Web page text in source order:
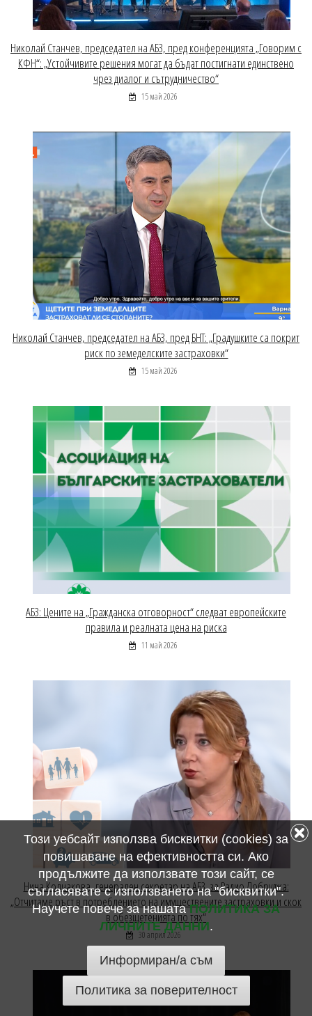
Николай Станчев, председател на АБЗ, пред конференцията „Говорим с
КФН“: „Устойчивите решения могат да бъдат постигнати единствено
чрез диалог и сътрудничество“
15 май 2026
Николай Станчев, председател на АБЗ, пред БНТ: „Градушките са покрит
риск по земеделските застраховки“
15 май 2026
АБЗ: Цените на „Гражданска отговорност“ следват европейските
правила и реалната цена на риска
11 май 2026
Нина Колчакова, генерален секретар на АБЗ, за Радио Добруджа:
„Отчитаме ръст в потреблението на имуществените застраховки и скок
в обезщетенията по тях“
30 април 2026
Този уебсайт използва бисквитки (cookies) за
повишаване на ефективността си. Ако
продължите да използвате този сайт, се
съгласявате с използването на "бисквитки".
Научете повече за нашатаПОЛИТИКА ЗА
ЛИЧНИТЕ ДАННИ.
Информиран/а съм
Политика за поверителност